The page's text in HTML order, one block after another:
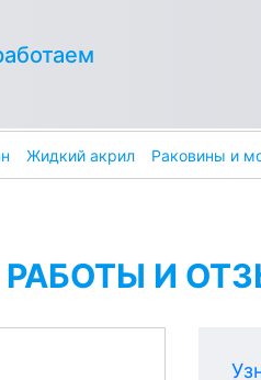
Жидкий акрил Раковины и
И